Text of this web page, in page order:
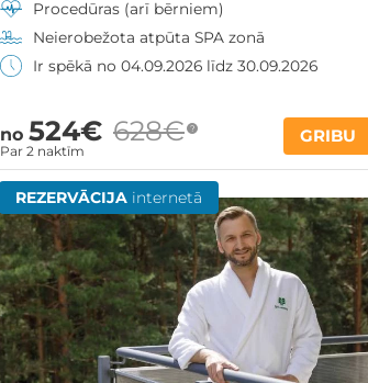
Procedūras (arī bērniem)
Neierobežota atpūta SPA zonā
Ir spēkā no 04.09.2026 līdz 30.09.2026
no 524€
Par 2 naktīm
628€ ? GRIBU
REZERVĀCIJA internetā